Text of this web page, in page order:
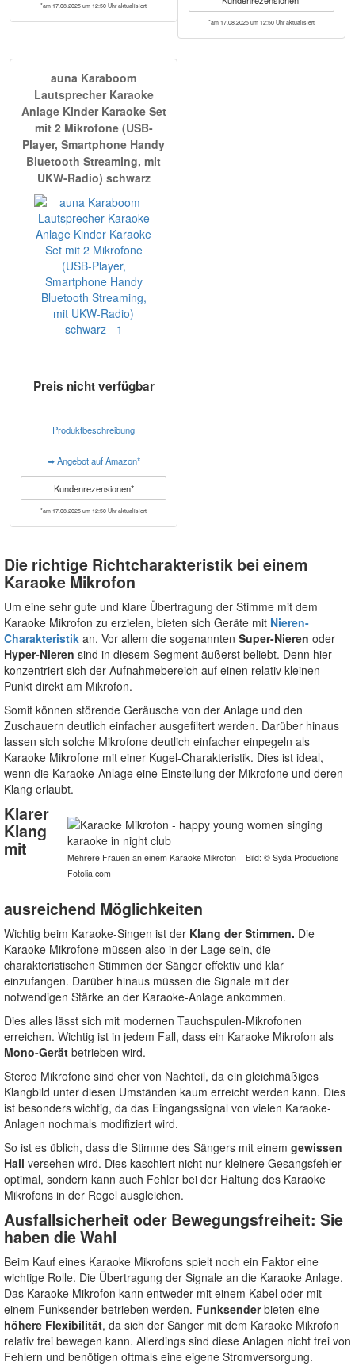
*am 17.08.2025 um 12:50 Uhr aktualisiert
*am 17.08.2025 um 12:50 Uhr aktualisiert
auna Karaboom
Lautsprecher Karaoke
Anlage Kinder Karaoke Set
mit 2 Mikrofone (USB-
Player, Smartphone Handy
Bluetooth Streaming, mit
UKW-Radio) schwarz
Preis nicht verfügbar
Produktbeschreibung
➥ Angebot auf Amazon*
Kundenrezensionen*
*am 17.08.2025 um 12:50 Uhr aktualisiert
Die richtige Richtcharakteristik bei einem
Karaoke Mikrofon
Um eine sehr gute und klare Übertragung der Stimme mit dem
Karaoke Mikrofon zu erzielen, bieten sich Geräte mit Nieren-
Charakteristik an. Vor allem die sogenannten Super-Nieren oder
Hyper-Nieren sind in diesem Segment äußerst beliebt. Denn hier
konzentriert sich der Aufnahmebereich auf einen relativ kleinen
Punkt direkt am Mikrofon.
Somit können störende Geräusche von der Anlage und den
Zuschauern deutlich einfacher ausgefiltert werden. Darüber hinaus
lassen sich solche Mikrofone deutlich einfacher einpegeln als
Karaoke Mikrofone mit einer Kugel-Charakteristik. Dies ist ideal,
wenn die Karaoke-Anlage eine Einstellung der Mikrofone und deren
Klang erlaubt.
Mehrere Frauen an einem Karaoke Mikrofon – Bild: © Syda Productions –
Fotolia.com
Klarer
Klang
mit
ausreichend Möglichkeiten
Wichtig beim Karaoke-Singen ist der Klang der Stimmen. Die
Karaoke Mikrofone müssen also in der Lage sein, die
charakteristischen Stimmen der Sänger effektiv und klar
einzufangen. Darüber hinaus müssen die Signale mit der
notwendigen Stärke an der Karaoke-Anlage ankommen.
Dies alles lässt sich mit modernen Tauchspulen-Mikrofonen
erreichen. Wichtig ist in jedem Fall, dass ein Karaoke Mikrofon als
Mono-Gerät betrieben wird.
Stereo Mikrofone sind eher von Nachteil, da ein gleichmäßiges
Klangbild unter diesen Umständen kaum erreicht werden kann. Dies
ist besonders wichtig, da das Eingangssignal von vielen Karaoke-
Anlagen nochmals modifiziert wird.
So ist es üblich, dass die Stimme des Sängers mit einem gewissen
Hall versehen wird. Dies kaschiert nicht nur kleinere Gesangsfehler
optimal, sondern kann auch Fehler bei der Haltung des Karaoke
Mikrofons in der Regel ausgleichen.
Ausfallsicherheit oder Bewegungsfreiheit: Sie
haben die Wahl
Beim Kauf eines Karaoke Mikrofons spielt noch ein Faktor eine
wichtige Rolle. Die Übertragung der Signale an die Karaoke Anlage.
Das Karaoke Mikrofon kann entweder mit einem Kabel oder mit
einem Funksender betrieben werden. Funksenderbieten eine
höhere Flexibilität, da sich der Sänger mit dem Karaoke Mikrofon
relativ frei bewegen kann. Allerdings sind diese Anlagen nicht frei von
Fehlern und benötigen oftmals eine eigene Stromversorgung.